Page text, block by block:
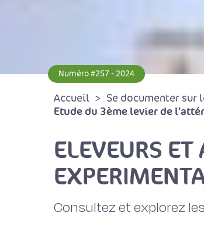
Numéro #257 - 2024
Accueil Se documenter sur
Etude du 3ème levier de
ELEVEURS ET
Consultez et explorez